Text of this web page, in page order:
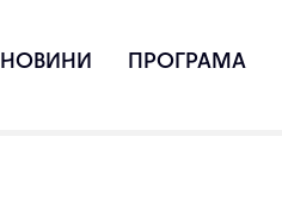
НОВИНИ ПРОГРАМА